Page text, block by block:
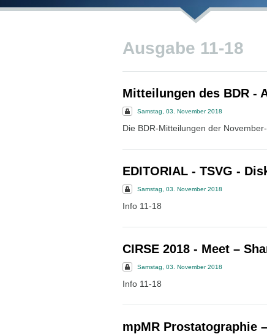
Ausgabe 11-18
Mitteilungen des BDR -
Samstag, 03. November 2018
Die BDR-Mitteilungen der
EDITORIAL - TSVG -
Samstag, 03. November 2018
Info 11-18
CIRSE 2018 - Meet –
Samstag, 03. November 2018
Info 11-18
mpMR Prostatographie